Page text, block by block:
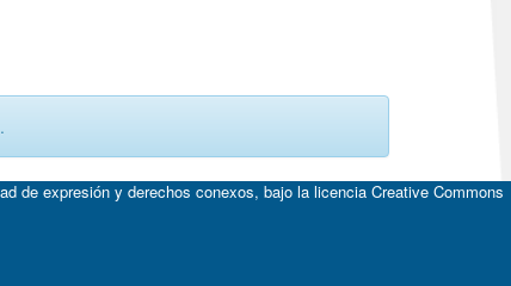
de expresión y derechos conexos, bajo la licencia Creative Commons